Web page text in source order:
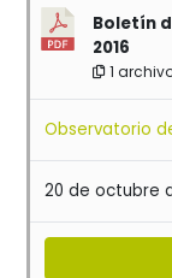
Boletín
2016
1
Observatorio
20 de octubre